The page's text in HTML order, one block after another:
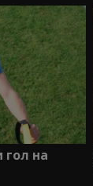
гол на